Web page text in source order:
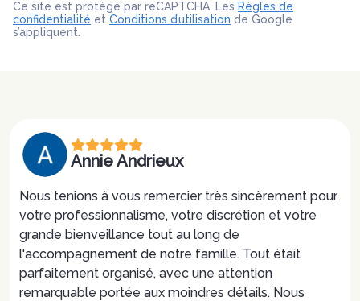
Ce site est protégé par reCAPTCHA. Les Règles de
confidentialité et Conditions d’utilisation de Google
s’appliquent.
Annie Andrieux
Nous tenions à vous remercier très sincèrement pour
votre professionnalisme, votre discrétion et votre
grande bienveillance tout au long de
l'accompagnement de notre famille. Tout était
parfaitement organisé, avec une attention
remarquable portée aux moindres détails. Nous